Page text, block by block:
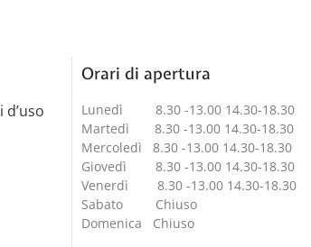
Orari di apertura
Lunedì 8.30 -13.00 14.30-18.30
Martedì 8.30 -13.00 14.30-18.30
Mercoledì 8.30 -13.00 14.30-18.30
Giovedì 8.30 -13.00 14.30-18.30
Venerdì 8.30 -13.00 14.30-18.30
Sabato Chiuso
Domenica Chiuso